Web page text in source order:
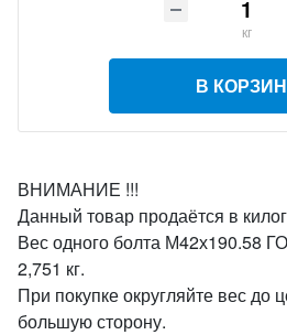
кг
В
ВНИМАНИЕ !!!
Данный товар продаётся в
Вес одного болта М42х190.58
2,751 кг.
При покупке округляйте вес до
большую сторону.